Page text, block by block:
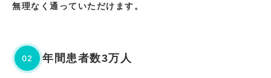
無理なく通っていただけます。
02 年間患者数3万人